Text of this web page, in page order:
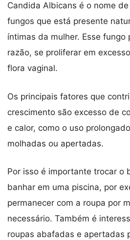
Candida Albicans é o nome
fungos que está presente
íntimas da mulher. Esse fungo
razão, se proliferar em
flora vaginal.
Os principais fatores que
crescimento são excesso de
e calor, como o uso
molhadas ou apertadas.
Por isso é importante trocar o
banhar em uma piscina, por
permanecer com a roupa por
necessário. Também é
roupas abafadas e apertadas